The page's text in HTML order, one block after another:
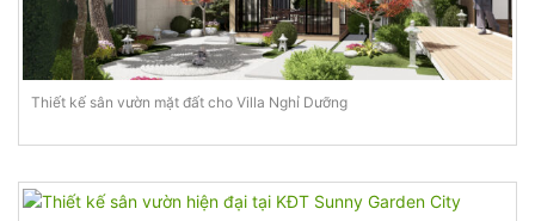
Thiết kế sân vườn mặt đất cho Villa Nghỉ Dưỡng